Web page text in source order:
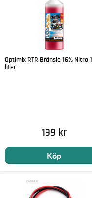
Optimix RTR Bränsle 16% Nitro 1
liter
199 kr
Köp